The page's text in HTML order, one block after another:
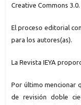
Creative Commons 3.0.
El proceso editorial
para los autores(as).
La Revista IEYA
Por último mencionar
de revisión doble